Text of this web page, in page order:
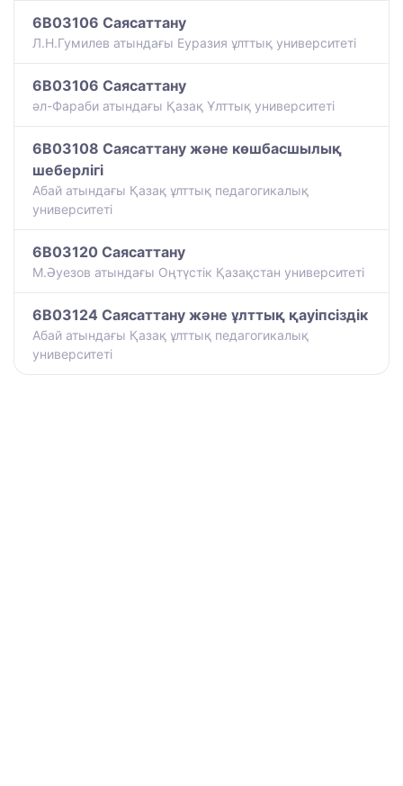
6B03106 Саясаттану
Л.Н.Гумилев атындағы Еуразия ұлттық университеті
6B03106 Саясаттану
әл-Фараби атындағы Қазақ Ұлттық университеті
6B03108 Саясаттану және көшбасшылық
шеберлігі
Абай атындағы Қазақ ұлттық педагогикалық
университеті
6B03120 Саясаттану
М.Әуезов атындағы Оңтүстік Қазақстан университеті
6B03124 Саясаттану және ұлттық қауіпсіздік
Абай атындағы Қазақ ұлттық педагогикалық
университеті